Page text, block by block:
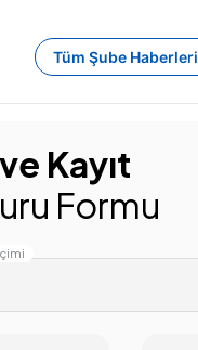
Tüm Şube Haberleri
Kayıt
Formu